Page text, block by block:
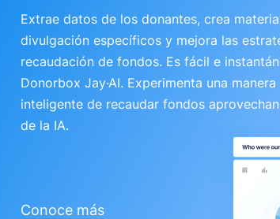
Extrae datos de los donantes, crea
divulgación específicos y mejora las
recaudación de fondos. Es fácil e
Donorbox Jay·AI. Experimenta una manera
inteligente de recaudar fondos
de la IA.
Conoce más